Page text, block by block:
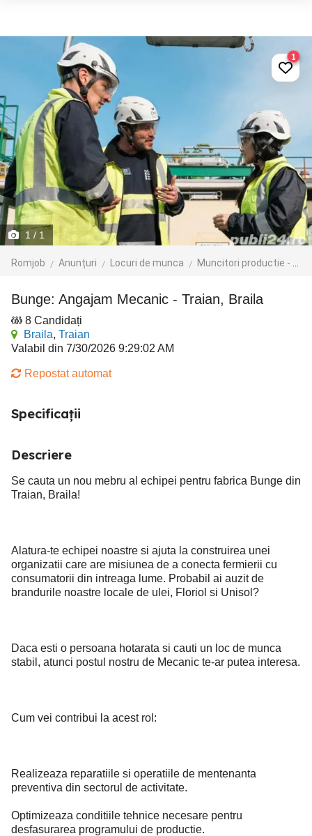
1 / 1
Romjob Anunțuri Locuri de munca Muncitori productie - depozit - logistica
1
Bunge: Angajam Mecanic - Traian, Braila
8 Candidați
Braila, Traian
Valabil din 7/30/2026 9:29:02 AM
Repostat automat
Specificații
Descriere
Se cauta un nou mebru al echipei pentru fabrica Bunge din
Traian, Braila!
Alatura-te echipei noastre si ajuta la construirea unei
organizatii care are misiunea de a conecta fermierii cu
consumatorii din intreaga lume. Probabil ai auzit de
brandurile noastre locale de ulei, Floriol si Unisol?
Daca esti o persoana hotarata si cauti un loc de munca
stabil, atunci postul nostru de Mecanic te-ar putea interesa.
Cum vei contribui la acest rol:
Realizeaza reparatiile si operatiile de mentenanta
preventiva din sectorul de activitate.
Optimizeaza conditiile tehnice necesare pentru
desfasurarea programului de productie.